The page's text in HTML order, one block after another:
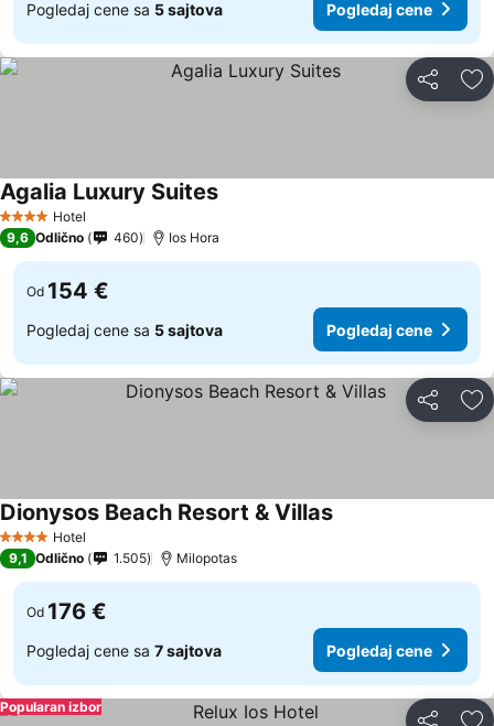
Pogledaj cene sa 5 sajtova Pogledaj cene
Deli
4 ZvezdiceHotel
Agalia Luxury Suites
9,6 Odlično 460 Ios Hora
Od 154 €
Pogledaj cene sa 5 sajtova Pogledaj cene
Deli
4 ZvezdiceHotel
Dionysos Beach Resort & Villas
9,1 Odlično 1.505 Milopotas
Od 176 €
Pogledaj cene sa 7 sajtova Pogledaj cene
Popularan izbor